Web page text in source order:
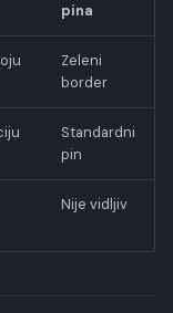
pina
Zeleni
border
Standardni
pin
Nije vidljiv